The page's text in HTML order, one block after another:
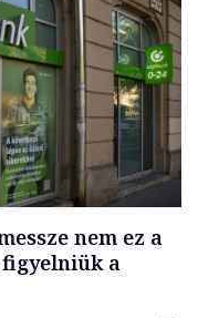
nem ez a
a